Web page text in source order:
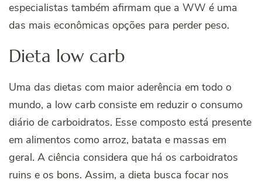
especialistas também afirmam que a WW é uma
das mais econômicas opções para perder peso.
Dieta low carb
Uma das dietas com maior aderência em todo o
mundo, a low carb consiste em reduzir o consumo
diário de carboidratos. Esse composto está presente
em alimentos como arroz, batata e massas em
geral. A ciência considera que há os carboidratos
ruins e os bons. Assim, a dieta busca focar nos